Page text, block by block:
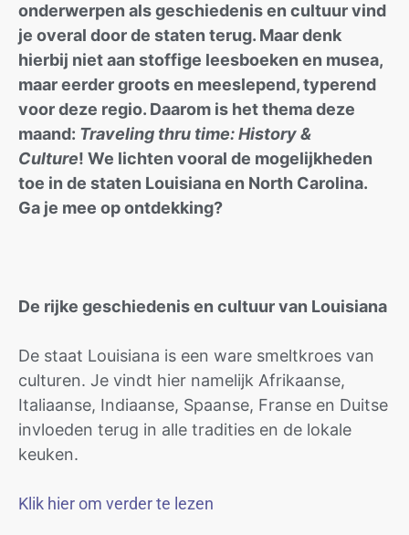
onderwerpen als geschiedenis en cultuur vind
je overal door de staten terug. Maar denk
hierbij niet aan stoffige leesboeken en musea,
maar eerder groots en meeslepend, typerend
voor deze regio. Daarom is het thema deze
maand: Traveling thru time: History &
Culture! We lichten vooral de mogelijkheden
toe in de staten Louisiana en North Carolina.
Ga je mee op ontdekking?
De rijke geschiedenis en cultuur van Louisiana
De staat Louisiana is een ware smeltkroes van
culturen. Je vindt hier namelijk Afrikaanse,
Italiaanse, Indiaanse, Spaanse, Franse en Duitse
invloeden terug in alle tradities en de lokale
keuken.
Klik hier om verder te lezen